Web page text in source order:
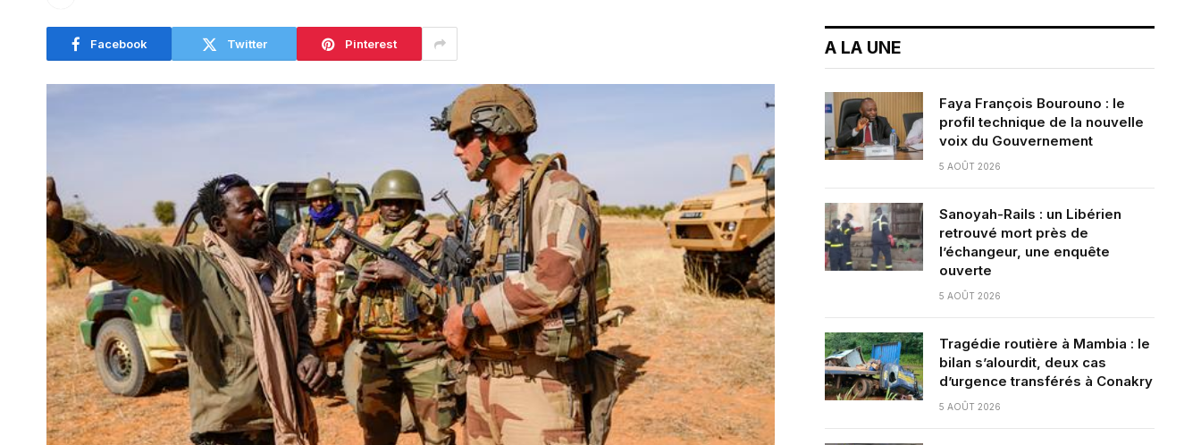
Facebook Twitter Pinterest A LA UNE
Faya François Bourouno : le
profil technique de la nouvelle
voix du Gouvernement
5 AOÛT 2026
Sanoyah-Rails : un Libérien
retrouvé mort près de
l’échangeur, une enquête
ouverte
5 AOÛT 2026
Tragédie routière à Mambia : le
bilan s’alourdit, deux cas
d’urgence transférés à Conakry
5 AOÛT 2026